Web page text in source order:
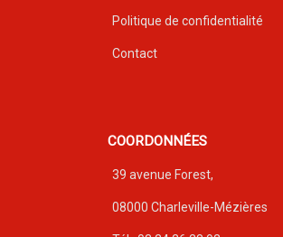
Politique de confidentialité
Contact
COORDONNÉES
39 avenue Forest,
08000 Charleville-Mézières